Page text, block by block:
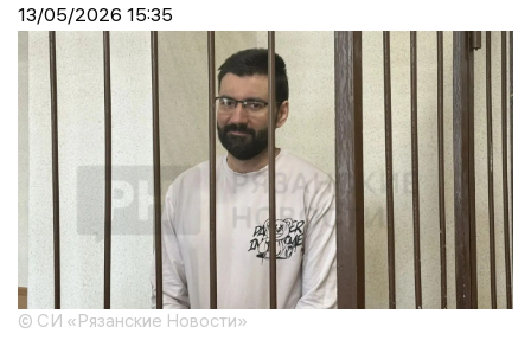
13/05/2026 15:35
© СИ «Рязанские Новости»